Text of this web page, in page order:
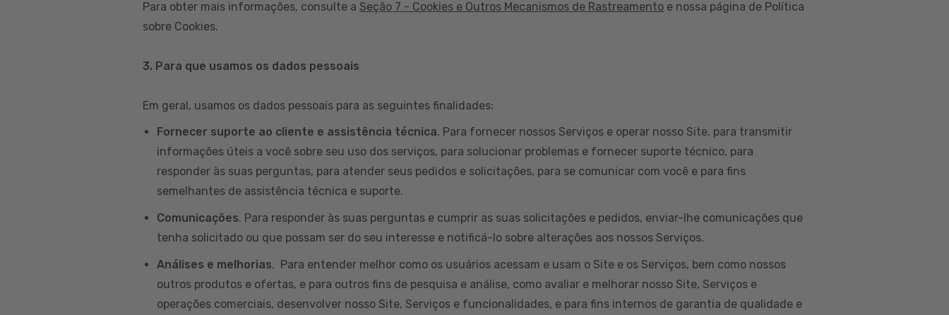
Para obter mais informações, consulte a Seção 7 - Cookies e Outros Mecanismos de Rastreamento e nossa página de Política
sobre Cookies.
3. Para que usamos os dados pessoais
Em geral, usamos os dados pessoais para as seguintes finalidades:
Fornecer suporte ao cliente e assistência técnica. Para fornecer nossos Serviços e operar nosso Site, para transmitir
informações úteis a você sobre seu uso dos serviços, para solucionar problemas e fornecer suporte técnico, para
responder às suas perguntas, para atender seus pedidos e solicitações, para se comunicar com você e para fins
semelhantes de assistência técnica e suporte.
Comunicações. Para responder às suas perguntas e cumprir as suas solicitações e pedidos, enviar-lhe comunicações que
tenha solicitado ou que possam ser do seu interesse e notificá-lo sobre alterações aos nossos Serviços.
Análises e melhorias. Para entender melhor como os usuários acessam e usam o Site e os Serviços, bem como nossos
outros produtos e ofertas, e para outros fins de pesquisa e análise, como avaliar e melhorar nosso Site, Serviços e
operações comerciais, desenvolver nosso Site, Serviços e funcionalidades, e para fins internos de garantia de qualidade e